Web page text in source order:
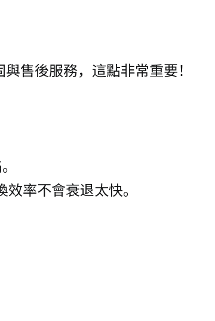
售後服務，這點非常重要！
率不會衰退太快。